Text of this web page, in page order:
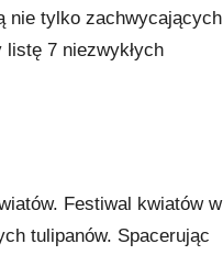
nie tylko zachwycających
7 niezwykłych
Festiwal kwiatów w
tulipanów. Spacerując